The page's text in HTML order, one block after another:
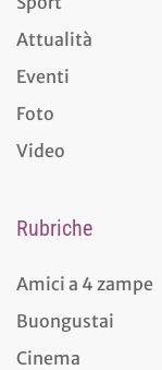
Attualità
Eventi
Foto
Video
Rubriche
Amici a 4 zampe
Buongustai
Cinema